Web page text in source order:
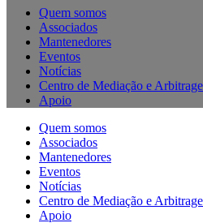
Quem somos
Associados
Mantenedores
Eventos
Notícias
Centro de Mediação e
Apoio
Quem somos
Associados
Mantenedores
Eventos
Notícias
Centro de Mediação e
Apoio